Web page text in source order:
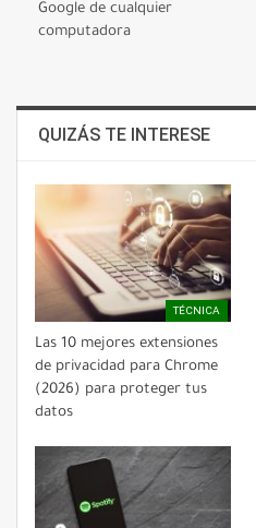
Google de cualquier
computadora
QUIZÁS TE INTERESE
TÉCNICA
Las 10 mejores extensiones
de privacidad para Chrome
(2026) para proteger tus
datos